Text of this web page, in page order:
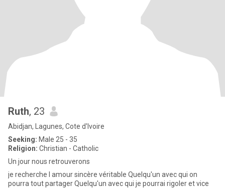
Ruth, 23
Abidjan, Lagunes, Cote d'Ivoire
Seeking: Male 25 - 35
Religion: Christian - Catholic
Un jour nous retrouverons
je recherche l amour sincère véritable Quelqu'un avec qui on
pourra tout partager Quelqu'un avec qui je pourrai rigoler et vice